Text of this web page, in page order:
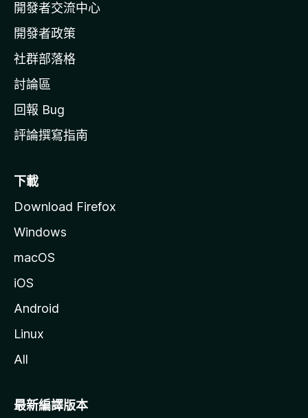
官
網
開發者交流中心
開發者政策
社群部落格
討論區
回報 Bug
評論撰寫指南
下載
Download Firefox
Windows
macOS
iOS
Android
Linux
All
最新編譯版本